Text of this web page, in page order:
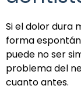
Si el dolor dura
forma
puede no ser
problema del
cuanto antes.